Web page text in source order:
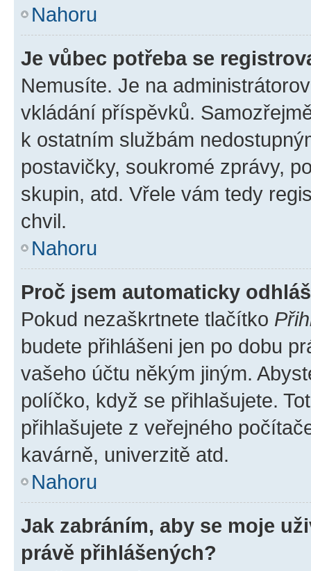
Nahoru
Je vůbec potřeba se
Nemusíte. Je na
vkládání příspěvků.
k ostatním službám
postavičky, soukromé zprávy,
skupin, atd. Vřele vám tedy
chvil.
Nahoru
Proč jsem automaticky
Pokud nezaškrtnete tlačítko
budete přihlášeni jen po dobu
vašeho účtu někým jiným.
políčko, když se přihlašujete.
přihlašujete z veřejného
kavárně, univerzitě atd.
Nahoru
Jak zabráním, aby se moje
právě přihlášených?